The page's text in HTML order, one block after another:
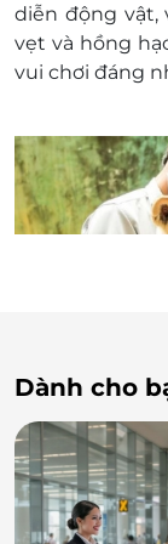
diễn động vật,
vẹt và hồng
vui chơi đáng
Set menu
Không chỉ ăn
bao gồm
Voucher này
Dành cho